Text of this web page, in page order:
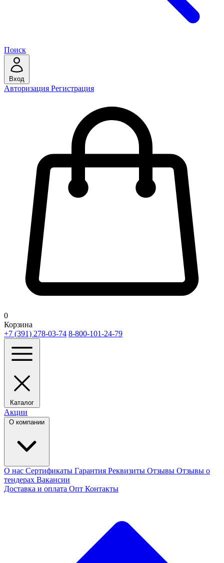
Поиск
Вход
Авторизация Регистрация
0
Корзина
+7 (391) 278-03-74 8-800-101-24-79
Каталог
Акции
О компании
О нас Сертификаты Гарантия Реквизиты Отзывы Отзывы о
тендерах Вакансии
Доставка и оплата Опт Контакты